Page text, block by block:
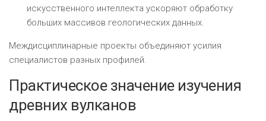
искусственного интеллекта ускоряют обработку
больших массивов геологических данных.
Междисциплинарные проекты объединяют усилия
специалистов разных профилей.
Практическое значение изучения
древних вулканов